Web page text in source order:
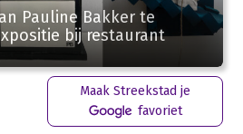
Pauline Bakker te
bij restaurant
Maak Streekstad je
favoriet